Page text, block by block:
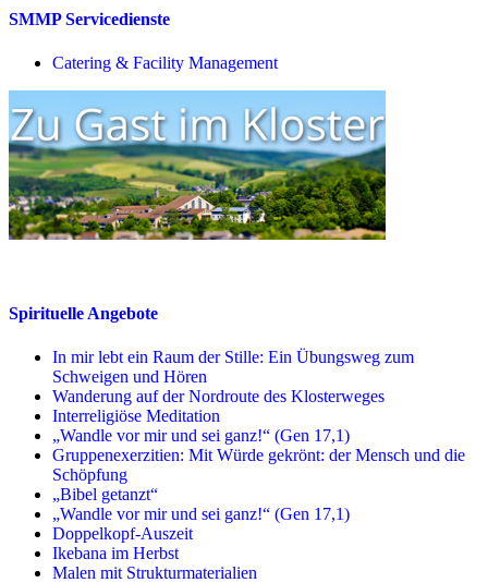
SMMP Servicedienste
Catering & Facility Management
Spirituelle Angebote
In mir lebt ein Raum der Stille: Ein Übungsweg zum
Schweigen und Hören
Wanderung auf der Nordroute des Klosterweges
Interreligiöse Meditation
„Wandle vor mir und sei ganz!“ (Gen 17,1)
Gruppenexerzitien: Mit Würde gekrönt: der Mensch und die
Schöpfung
„Bibel getanzt“
„Wandle vor mir und sei ganz!“ (Gen 17,1)
Doppelkopf-Auszeit
Ikebana im Herbst
Malen mit Strukturmaterialien